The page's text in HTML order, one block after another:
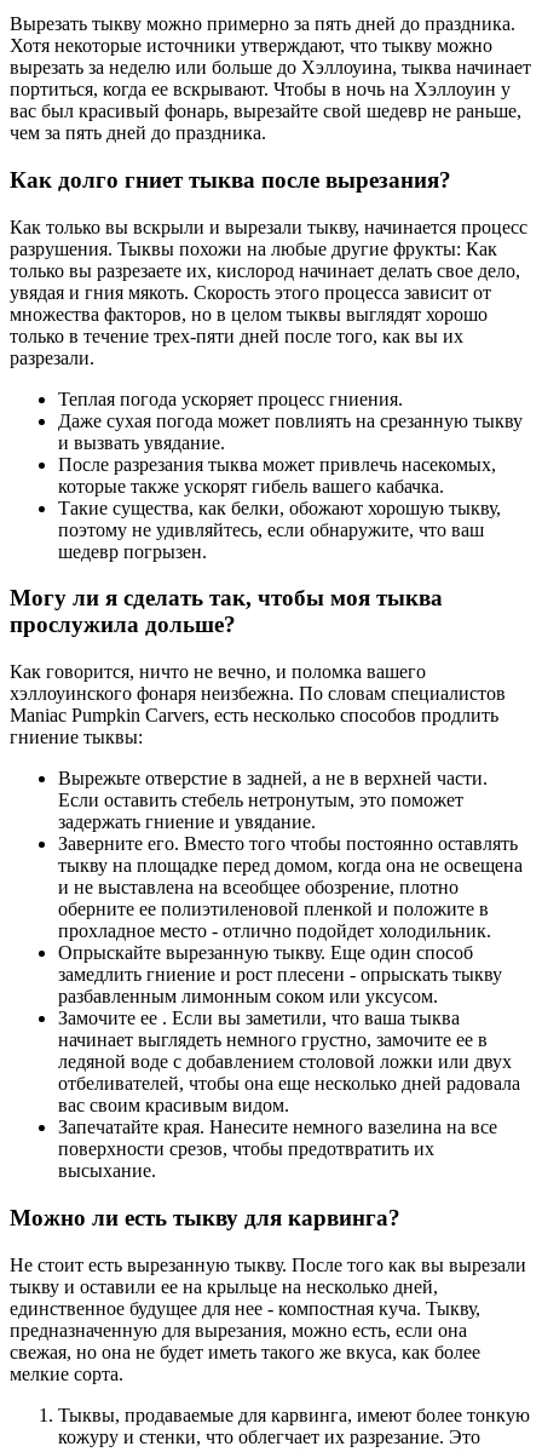
Вырезать тыкву можно примерно за пять дней до праздника.
Хотя некоторые источники утверждают, что тыкву можно
вырезать за неделю или больше до Хэллоуина, тыква начинает
портиться, когда ее вскрывают. Чтобы в ночь на Хэллоуин у
вас был красивый фонарь, вырезайте свой шедевр не раньше,
чем за пять дней до праздника.
Как долго гниет тыква после вырезания?
Как только вы вскрыли и вырезали тыкву, начинается процесс
разрушения. Тыквы похожи на любые другие фрукты: Как
только вы разрезаете их, кислород начинает делать свое дело,
увядая и гния мякоть. Скорость этого процесса зависит от
множества факторов, но в целом тыквы выглядят хорошо
только в течение трех-пяти дней после того, как вы их
разрезали.
Теплая погода ускоряет процесс гниения.
Даже сухая погода может повлиять на срезанную тыкву
и вызвать увядание.
После разрезания тыква может привлечь насекомых,
которые также ускорят гибель вашего кабачка.
Такие существа, как белки, обожают хорошую тыкву,
поэтому не удивляйтесь, если обнаружите, что ваш
шедевр погрызен.
Могу ли я сделать так, чтобы моя тыква
прослужила дольше?
Как говорится, ничто не вечно, и поломка вашего
хэллоуинского фонаря неизбежна. По словам специалистов
Maniac Pumpkin Carvers, есть несколько способов продлить
гниение тыквы:
Вырежьте отверстие в задней, а не в верхней части.
Если оставить стебель нетронутым, это поможет
задержать гниение и увядание.
Заверните его. Вместо того чтобы постоянно оставлять
тыкву на площадке перед домом, когда она не освещена
и не выставлена на всеобщее обозрение, плотно
оберните ее полиэтиленовой пленкой и положите в
прохладное место - отлично подойдет холодильник.
Опрыскайте вырезанную тыкву. Еще один способ
замедлить гниение и рост плесени - опрыскать тыкву
разбавленным лимонным соком или уксусом.
Замочите ее . Если вы заметили, что ваша тыква
начинает выглядеть немного грустно, замочите ее в
ледяной воде с добавлением столовой ложки или двух
отбеливателей, чтобы она еще несколько дней радовала
вас своим красивым видом.
Запечатайте края. Нанесите немного вазелина на все
поверхности срезов, чтобы предотвратить их
высыхание.
Можно ли есть тыкву для карвинга?
Не стоит есть вырезанную тыкву. После того как вы вырезали
тыкву и оставили ее на крыльце на несколько дней,
единственное будущее для нее - компостная куча. Тыкву,
предназначенную для вырезания, можно есть, если она
свежая, но она не будет иметь такого же вкуса, как более
мелкие сорта.
Тыквы, продаваемые для карвинга, имеют более тонкую
кожуру и стенки, что облегчает их разрезание. Это